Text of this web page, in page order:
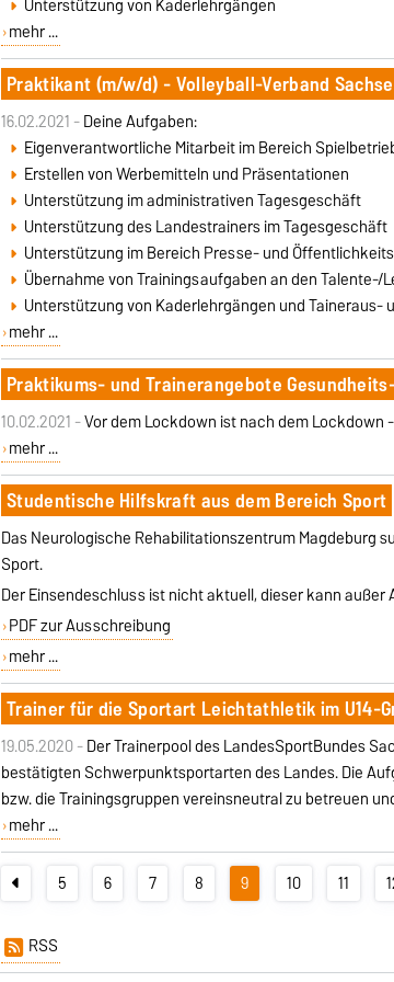
mehr ...
Praktikant (m/w/d) - Volleyball-Verband
16.02.2021 -Deine Aufgaben:
Eigenverantwortliche Mitarbeit im Bereich
Erstellen von Werbemitteln und Präsentationen
Unterstützung im administrativen Tagesgeschäft
Unterstützung des Landestrainers im Tagesgeschäft
Unterstützung im Bereich Presse- und
Übernahme von Trainingsaufgaben an den
Unterstützung von Kaderlehrgängen und Taineraus-
mehr ...
Praktikums- und Trainerangebote
10.02.2021 -Vor dem Lockdown ist nach dem
mehr ...
Studentische Hilfskraft aus dem Bereich Sport
Das Neurologische Rehabilitationszentrum Magdeburg
Sport.
Der Einsendeschluss ist nicht aktuell, dieser kann
PDF zur Ausschreibung
mehr ...
Trainer für die Sportart Leichtathletik im U14-
19.05.2020 -Der Trainerpool des LandesSportBundes
bestätigten Schwerpunktsportarten des Landes. Die
bzw. die Trainingsgruppen vereinsneutral zu betreuen
mehr ...
5 6 7 8 9 10 11
RSS